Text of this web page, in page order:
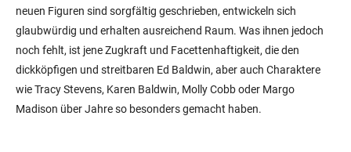
neuen Figuren sind sorgfältig geschrieben, entwickeln sich
glaubwürdig und erhalten ausreichend Raum. Was ihnen jedoch
noch fehlt, ist jene Zugkraft und Facettenhaftigkeit, die den
dickköpfigen und streitbaren Ed Baldwin, aber auch Charaktere
wie Tracy Stevens, Karen Baldwin, Molly Cobb oder Margo
Madison über Jahre so besonders gemacht haben.